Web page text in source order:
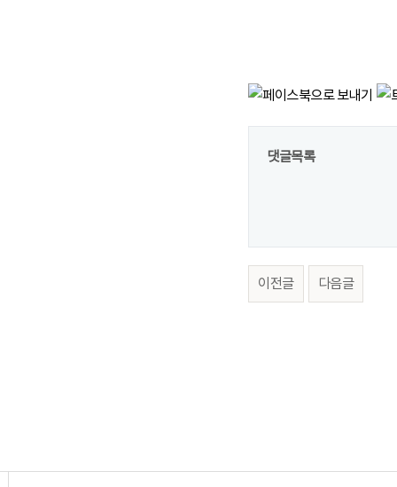
댓글목록
이전글 다음글